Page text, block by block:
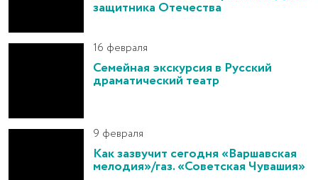
защитника Отечества
16 февраля
Семейная экскурсия в Русский
драматический театр
9 февраля
Как зазвучит сегодня «Варшавская
мелодия»/газ. «Советская Чувашия»